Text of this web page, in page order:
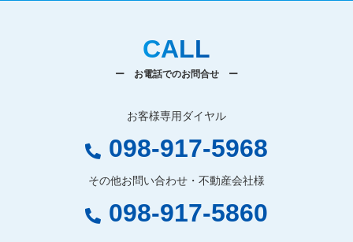
CALL
ー お電話でのお問合せ ー
お客様専用ダイヤル
098-917-5968
その他お問い合わせ・不動産会社様
098-917-5860